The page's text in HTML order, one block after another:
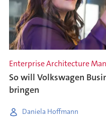
Enterprise Architecture
So will Volkswagen
bringen
Daniela Hoffmann